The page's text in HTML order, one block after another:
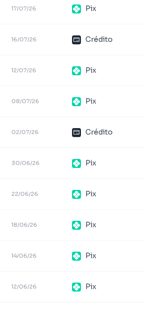
17/07/26 Pix
16/07/26 Crédito
12/07/26 Pix
08/07/26 Pix
02/07/26 Crédito
30/06/26 Pix
22/06/26 Pix
18/06/26 Pix
14/06/26 Pix
12/06/26 Pix